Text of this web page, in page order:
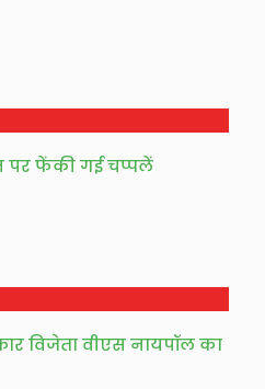
पर फेंकी गई चप्पलें
विजेता वीएस नायपॉल का